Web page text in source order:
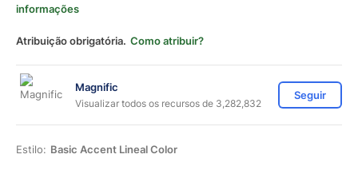
informações
Atribuição obrigatória. Como atribuir?
Magnific
Visualizar todos os recursos de 3,282,832
Seguir
Estilo: Basic Accent Lineal Color